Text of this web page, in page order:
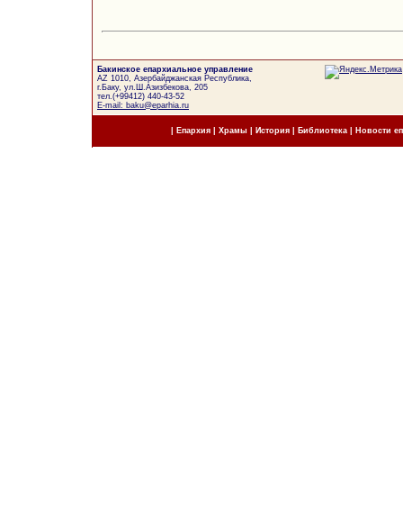
Бакинское епархиальное управление
AZ 1010, Азербайджанская Республика,
г.Баку, ул.Ш.Азизбекова, 205
тел.(+99412) 440-43-52
E-mail: baku@eparhia.ru
Епархия| Храмы История| Библиотека Новости